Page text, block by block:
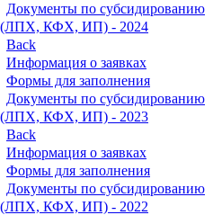
Документы по субсидированию
(ЛПХ, КФХ, ИП) - 2024
Back
Информация о заявках
Формы для заполнения
Документы по субсидированию
(ЛПХ, КФХ, ИП) - 2023
Back
Информация о заявках
Формы для заполнения
Документы по субсидированию
(ЛПХ, КФХ, ИП) - 2022